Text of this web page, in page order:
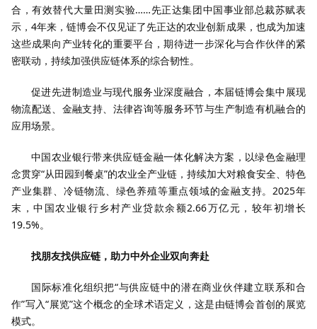
合，有效替代大量田测实验……先正达集团中国事业部总裁苏赋表
示，4年来，链博会不仅见证了先正达的农业创新成果，也成为加速
这些成果向产业转化的重要平台，期待进一步深化与合作伙伴的紧
密联动，持续加强供应链体系的综合韧性。
促进先进制造业与现代服务业深度融合，本届链博会集中展现
物流配送、金融支持、法律咨询等服务环节与生产制造有机融合的
应用场景。
中国农业银行带来供应链金融一体化解决方案，以绿色金融理
念贯穿“从田园到餐桌”的农业全产业链，持续加大对粮食安全、特色
产业集群、冷链物流、绿色养殖等重点领域的金融支持。2025年
末，中国农业银行乡村产业贷款余额2.66万亿元，较年初增长
19.5%。
找朋友找供应链，助力中外企业双向奔赴
国际标准化组织把“与供应链中的潜在商业伙伴建立联系和合
作”写入“展览”这个概念的全球术语定义，这是由链博会首创的展览
模式。